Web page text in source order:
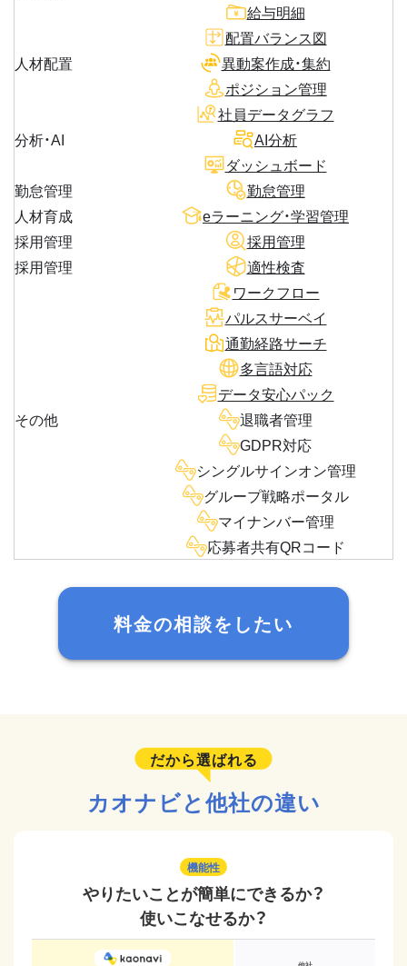
給与明細
人材配置
配置バランス図
異動案作成・集約
ポジション管理
分析・AI
社員データグラフ
AI分析
ダッシュボード
勤怠管理
勤怠管理
人材育成
eラーニング・学習管理
採用管理
採用管理
採用管理
適性検査
その他
ワークフロー
パルスサーベイ
通勤経路サーチ
多言語対応
データ安心パック
退職者管理
GDPR対応
シングルサインオン管理
グループ戦略ポータル
マイナンバー管理
応募者共有QRコード
料金の相談をしたい
だから選ばれる
カオナビと他社の違い
機能性
やりたいことが簡単にできるか？
使いこなせるか？